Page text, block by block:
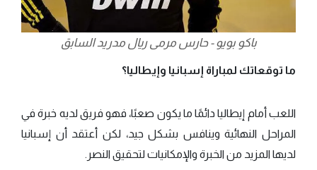
باكو بويو - حارس مرمى ريال مدريد السابق
ما توقعاتك لمباراة إسبانيا وإيطاليا؟
اللعب أمام إيطاليا دائمًا ما يكون صعبًا، فهو فريق لديه خبرة في
المراحل النهائية وينافس بشكل جيد، لكن أعتقد أن إسبانيا
لديها المزيد من الخبرة والإمكانيات لتحقيق النصر.